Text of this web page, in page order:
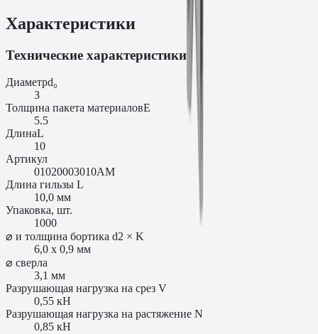
Характеристики
Технические характеристики
Диаметрd₀
3
Толщина пакета материаловE
5.5
ДлинаL
10
Артикул
01020003010AM
Длина гильзы L
10,0 мм
Упаковка, шт.
1000
⌀ и толщина бортика d2 × K
6,0 x 0,9 мм
⌀ сверла
3,1 мм
Разрушающая нагрузка на срез V
0,55 кН
Разрушающая нагрузка на растяжение N
0,85 кН